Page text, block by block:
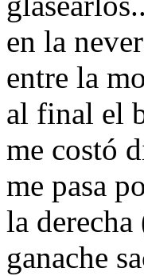
en la
entre la
al final el
me costó
me pasa
la
ganache